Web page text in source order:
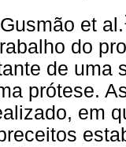
et al.
do
de uma
prótese.
em